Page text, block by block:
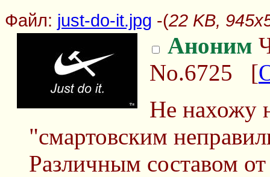
Файл: just-do-it.jpg -(22 KB,
Аноним
No.6725 [
Не нахожу
"смартовским
Различным составом